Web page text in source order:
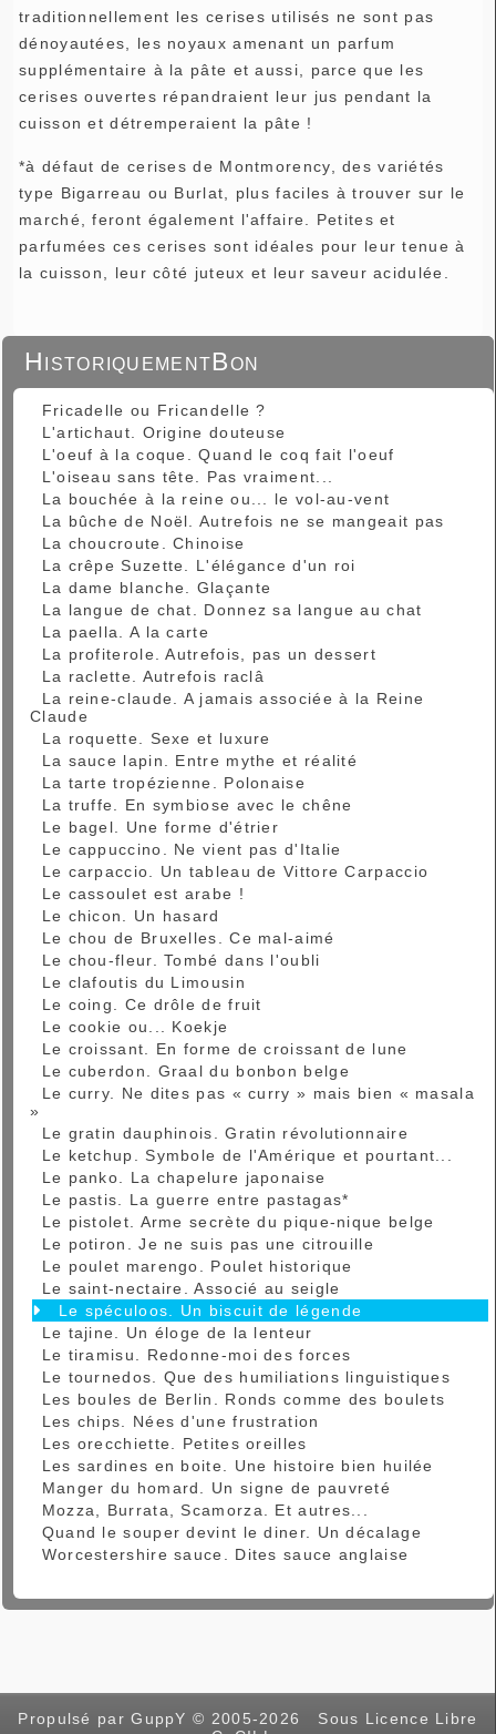
HistoriquementBon
Fricadelle ou Fricandelle ?
L'artichaut. Origine douteuse
L'oeuf à la coque. Quand le coq fait l'oeuf
L'oiseau sans tête. Pas vraiment...
La bouchée à la reine ou... le vol-au-vent
La bûche de Noël. Autrefois ne se mangeait pas
La choucroute. Chinoise
La crêpe Suzette. L'élégance d'un roi
La dame blanche. Glaçante
La langue de chat. Donnez sa langue au chat
La paella. A la carte
La profiterole. Autrefois, pas un dessert
La raclette. Autrefois raclâ
La reine-claude. A jamais associée à la Reine
Claude
La roquette. Sexe et luxure
La sauce lapin. Entre mythe et réalité
La tarte tropézienne. Polonaise
La truffe. En symbiose avec le chêne
Le bagel. Une forme d'étrier
Le cappuccino. Ne vient pas d'Italie
Le carpaccio. Un tableau de Vittore Carpaccio
Le cassoulet est arabe !
Le chicon. Un hasard
Le chou de Bruxelles. Ce mal-aimé
Le chou-fleur. Tombé dans l'oubli
Le clafoutis du Limousin
Le coing. Ce drôle de fruit
Le cookie ou... Koekje
Le croissant. En forme de croissant de lune
Le cuberdon. Graal du bonbon belge
Le curry. Ne dites pas « curry » mais bien « masala
»
Le gratin dauphinois. Gratin révolutionnaire
Le ketchup. Symbole de l'Amérique et pourtant...
Le panko. La chapelure japonaise
Le pastis. La guerre entre pastagas*
Le pistolet. Arme secrète du pique-nique belge
Le potiron. Je ne suis pas une citrouille
Le poulet marengo. Poulet historique
Le saint-nectaire. Associé au seigle
Le spéculoos. Un biscuit de légende
Le tajine. Un éloge de la lenteur
Le tiramisu. Redonne-moi des forces
Le tournedos. Que des humiliations linguistiques
Les boules de Berlin. Ronds comme des boulets
Les chips. Nées d'une frustration
Les orecchiette. Petites oreilles
Les sardines en boite. Une histoire bien huilée
Manger du homard. Un signe de pauvreté
Mozza, Burrata, Scamorza. Et autres...
Quand le souper devint le diner. Un décalage
Worcestershire sauce. Dites sauce anglaise
traditionnellement les cerises utilisés ne sont pas
dénoyautées, les noyaux amenant un parfum
supplémentaire à la pâte et aussi, parce que les
cerises ouvertes répandraient leur jus pendant la
cuisson et détremperaient la pâte !
*à défaut de cerises de Montmorency, des variétés
type Bigarreau ou Burlat, plus faciles à trouver sur le
marché, feront également l'affaire. Petites et
parfumées ces cerises sont idéales pour leur tenue à
la cuisson, leur côté juteux et leur saveur acidulée.
Propulsé par GuppY© 2005-2026
Sous Licence Libre